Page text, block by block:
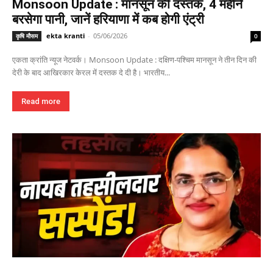
Monsoon Update : मानसून की दस्तक, 4 महीने
बरसेगा पानी, जानें हरियाणा में कब होगी एंट्री
कृषि मौसम ekta kranti - 05/06/2026 0
एकता क्रांति न्यूज नेटवर्क। Monsoon Update : दक्षिण-पश्चिम मानसून ने तीन दिन की
देरी के बाद आखिरकार केरल में दस्तक दे दी है। भारतीय...
Read more